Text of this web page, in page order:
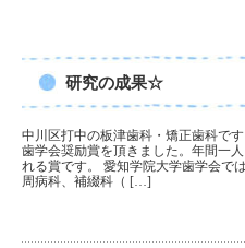
研究の成果☆
中川区打中の板津歯科・矯正歯科で
歯学会奨励賞を頂きました。年間一
れる賞です。 愛知学院大学歯学会で
周病科、補綴科（ […]